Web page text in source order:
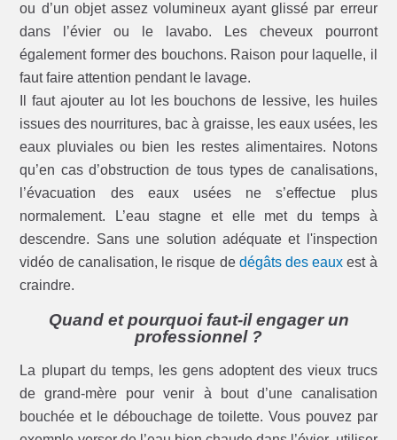
ou d’un objet assez volumineux ayant glissé par erreur
dans l’évier ou le lavabo. Les cheveux pourront
également former des bouchons. Raison pour laquelle, il
faut faire attention pendant le lavage.
Il faut ajouter au lot les bouchons de lessive, les huiles
issues des nourritures, bac à graisse, les eaux usées, les
eaux pluviales ou bien les restes alimentaires. Notons
qu’en cas d’obstruction de tous types de canalisations,
l’évacuation des eaux usées ne s’effectue plus
normalement. L’eau stagne et elle met du temps à
descendre. Sans une solution adéquate et l'inspection
vidéo de canalisation, le risque de dégâts des eaux est à
craindre.
Quand et pourquoi faut-il engager un
professionnel ?
La plupart du temps, les gens adoptent des vieux trucs
de grand-mère pour venir à bout d’une canalisation
bouchée et le débouchage de toilette. Vous pouvez par